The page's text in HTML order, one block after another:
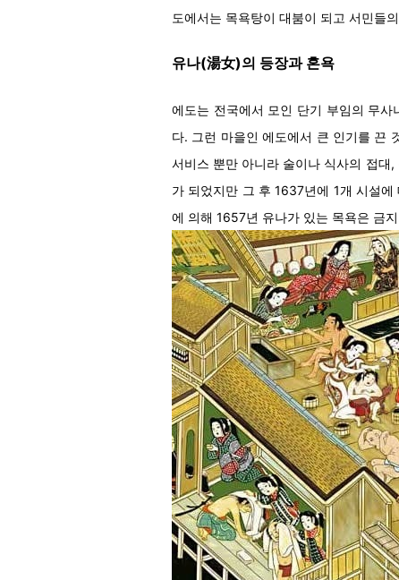
도에서는 목욕탕이 대붐이 되고 서민들
유나(湯女)의 등장과 혼욕
에도는 전국에서 모인 단기 부임의 무
다. 그런 마을인 에도에서 큰 인기를 끈
서비스 뿐만 아니라 술이나 식사의 접대
가 되었지만 그 후 1637년에 1개 시설
에 의해 1657년 유나가 있는 목욕은 금